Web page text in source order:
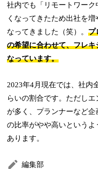
社内でも「リモートワー
くなってきたため出社を
なってきました（笑）。プ
の希望に合わせて、フレ
なっています。
2023年4月現在では、社内
らいの割合です。ただし
が多く、プランナーなど
の比率がやや高いという
あります。
編集部